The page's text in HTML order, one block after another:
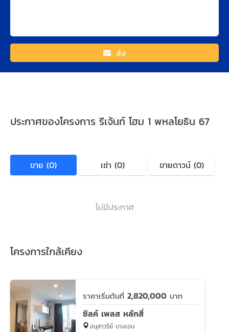
ส่ง
ประกาศของโครงการ รีเจ้นท์ โฮม 1 พหลโยธิน 67
ขาย (0) เช่า (0) ขายดาวน์ (0)
ไม่มีประกาศ
โครงการใกล้เคียง
ราคาเริ่มต้นที่ 2,820,000 บาท
ซิลค์ เพลส หลักสี่
อนุสาวรีย์ บางเขน